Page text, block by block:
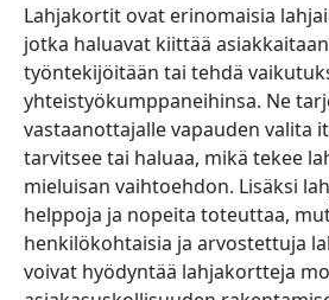
Lahjakortit ovat erinomaisia
jotka haluavat kiittää
työntekijöitään tai tehdä
yhteistyökumppaneihinsa. Ne
vastaanottajalle vapauden valita
tarvitsee tai haluaa, mikä tekee
mieluisan vaihtoehdon. Lisäksi
helppoja ja nopeita toteuttaa,
henkilökohtaisia ja arvostettuja
voivat hyödyntää lahjakortteja